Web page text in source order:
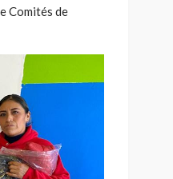
Comités de